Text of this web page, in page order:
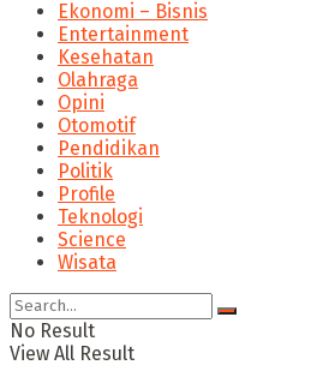
Ekonomi – Bisnis
Entertainment
Kesehatan
Olahraga
Opini
Otomotif
Pendidikan
Politik
Profile
Teknologi
Science
Wisata
No Result
View All Result